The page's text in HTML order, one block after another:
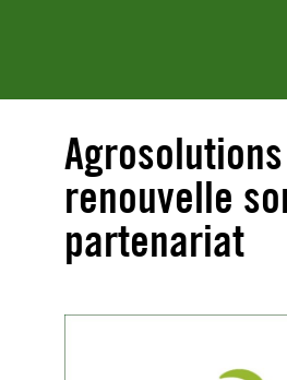
Agrosolutions
renouvelle
partenariat